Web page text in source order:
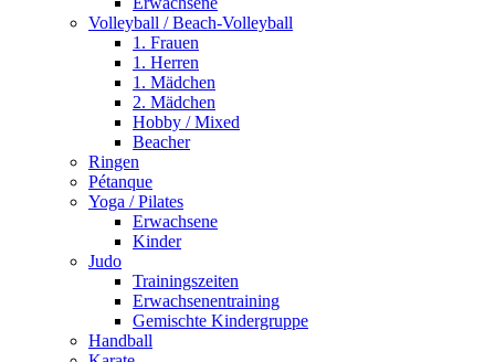
Volleyball / Beach-Volleyball
1. Frauen
1. Herren
1. Mädchen
2. Mädchen
Hobby / Mixed
Beacher
Ringen
Pétanque
Yoga / Pilates
Erwachsene
Kinder
Judo
Trainingszeiten
Erwachsenentraining
Gemischte Kindergruppe
Handball